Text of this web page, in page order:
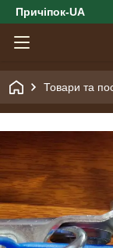
Причіпок-UA
Товари та